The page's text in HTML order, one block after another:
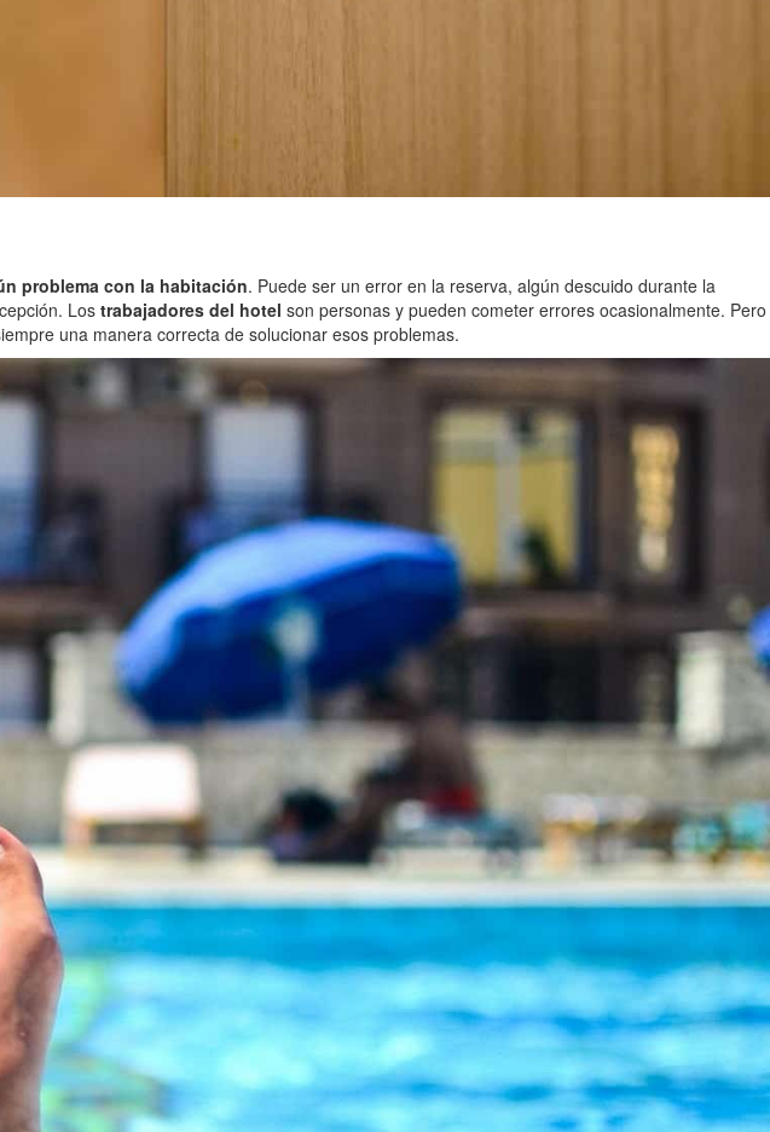
problema con la habitación. Puede ser un error en la reserva, algún descuido durante la
Los trabajadores del hotel son personas y pueden cometer errores ocasionalmente. Pero
una manera correcta de solucionar esos problemas.